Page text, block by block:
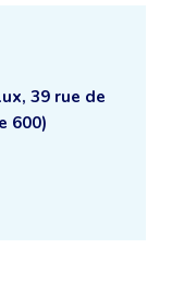
39 rue de
600)